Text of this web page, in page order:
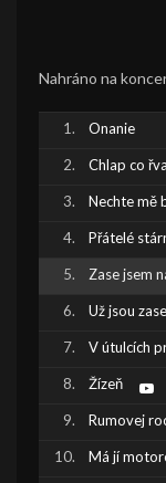
Nahráno na
Onanie
Chlap co
Nechte mě
Přátelé
Zase jsem
Už jsou
V útulcích
Žízeň
Rumovej
Má jí